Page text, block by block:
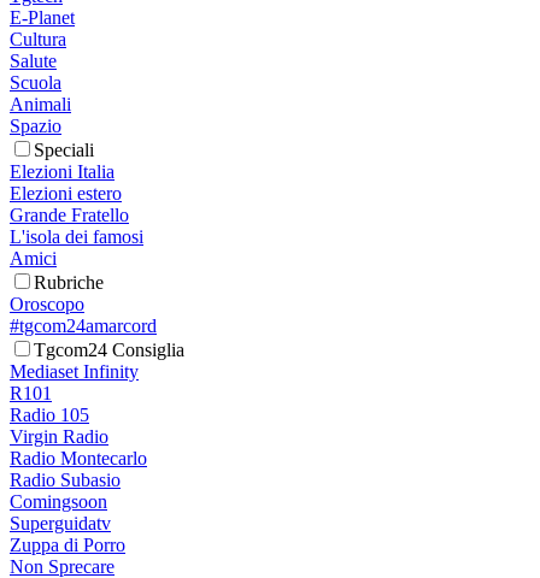
E-Planet
Cultura
Salute
Scuola
Animali
Spazio
Speciali
Elezioni Italia
Elezioni estero
Grande Fratello
L'isola dei famosi
Amici
Rubriche
Oroscopo
#tgcom24amarcord
Tgcom24 Consiglia
Mediaset Infinity
R101
Radio 105
Virgin Radio
Radio Montecarlo
Radio Subasio
Comingsoon
Superguidatv
Zuppa di Porro
Non Sprecare